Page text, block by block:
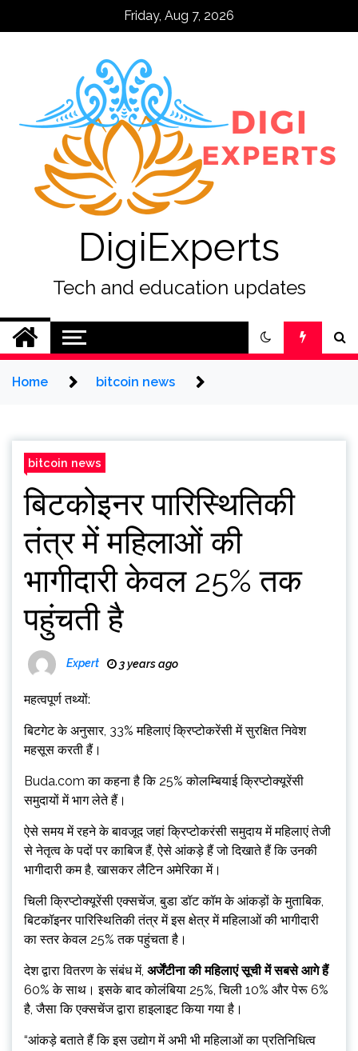
Friday, Aug 7, 2026
DigiExperts
Tech and education updates
Home bitcoin news
bitcoin news
बिटकोइनर पारिस्थितिकी
तंत्र में महिलाओं की
भागीदारी केवल 25% तक
पहुंचती है
Expert 3 years ago
महत्वपूर्ण तथ्यों:
बिटगेट के अनुसार, 33% महिलाएं क्रिप्टोकरेंसी में सुरक्षित निवेश
महसूस करती हैं।
Buda.com का कहना है कि 25% कोलम्बियाई क्रिप्टोक्यूरेंसी
समुदायों में भाग लेते हैं।
ऐसे समय में रहने के बावजूद जहां क्रिप्टोकरंसी समुदाय में महिलाएं तेजी
से नेतृत्व के पदों पर काबिज हैं, ऐसे आंकड़े हैं जो दिखाते हैं कि उनकी
भागीदारी कम है, खासकर लैटिन अमेरिका में।
चिली क्रिप्टोक्यूरेंसी एक्सचेंज, बुडा डॉट कॉम के आंकड़ों के मुताबिक,
बिटकॉइनर पारिस्थितिकी तंत्र में इस क्षेत्र में महिलाओं की भागीदारी
का स्तर केवल 25% तक पहुंचता है।
देश द्वारा वितरण के संबंध में, अर्जेंटीना की महिलाएं सूची में सबसे आगे हैं
60% के साथ। इसके बाद कोलंबिया 25%, चिली 10% और पेरू 6%
है, जैसा कि एक्सचेंज द्वारा हाइलाइट किया गया है।
“आंकड़े बताते हैं कि इस उद्योग में अभी भी महिलाओं का प्रतिनिधित्व